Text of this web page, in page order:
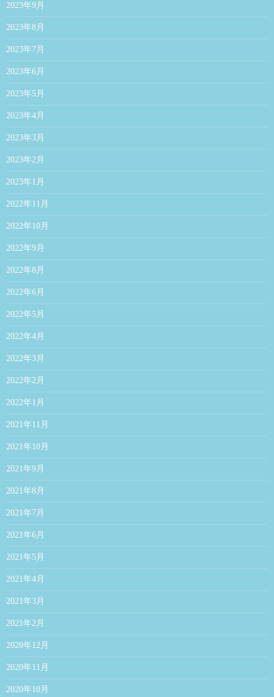
2023年9月
2023年8月
2023年7月
2023年6月
2023年5月
2023年4月
2023年3月
2023年2月
2023年1月
2022年11月
2022年10月
2022年9月
2022年8月
2022年6月
2022年5月
2022年4月
2022年3月
2022年2月
2022年1月
2021年11月
2021年10月
2021年9月
2021年8月
2021年7月
2021年6月
2021年5月
2021年4月
2021年3月
2021年2月
2020年12月
2020年11月
2020年10月